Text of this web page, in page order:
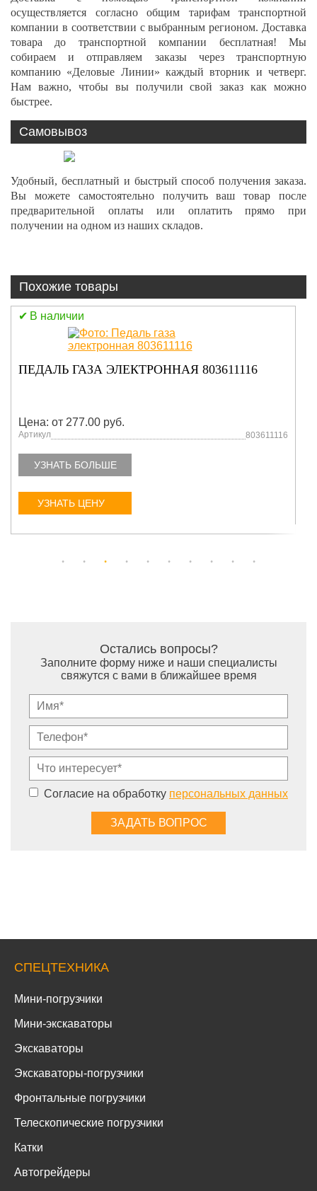
осуществляется согласно общим тарифам транспортной
компании в соответствии с выбранным регионом. Доставка
товара до транспортной компании бесплатная! Мы
собираем и отправляем заказы через транспортную
компанию «Деловые Линии» каждый вторник и четверг.
Нам важно, чтобы вы получили свой заказ как можно
быстрее.
Самовывоз
Удобный, бесплатный и быстрый способ получения заказа.
Вы можете самостоятельно получить ваш товар после
предварительной оплаты или оплатить прямо при
получении на одном из наших складов.
Похожие товары
В наличии
БОКОРЕЗ КОВША 860105612
Цена: от 277.00 руб.
Артикул 860105612
УЗНАТЬ БОЛЬШЕ
УЗНАТЬ ЦЕНУ
Остались вопросы?
Заполните форму ниже и наши специалисты
свяжутся с вами в ближайшее время
Согласие на обработку персональных данных
СПЕЦТЕХНИКА
Мини-погрузчики
Мини-экскаваторы
Экскаваторы
Экскаваторы-погрузчики
Фронтальные погрузчики
Телескопические погрузчики
Катки
Автогрейдеры